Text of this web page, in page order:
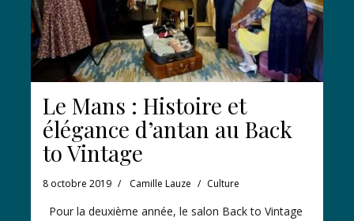
Le Mans : Histoire et
élégance d’antan au Back
to Vintage
8 octobre 2019 Camille Lauze Culture
Pour la deuxième année, le salon Back to Vintage